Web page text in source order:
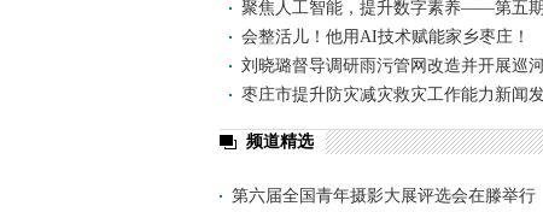
聚焦人工智能，提升数字素养——第五
会整活儿！他用AI技术赋能家乡枣庄！
刘晓璐督导调研雨污管网改造并开展巡
枣庄市提升防灾减灾救灾工作能力新闻
频道精选
第六届全国青年摄影大展评选会在滕举行